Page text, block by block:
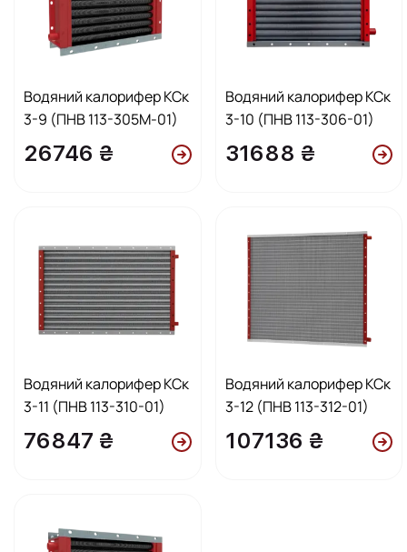
Водяний калорифер КСк
3-9 (ПНВ 113-305М-01)
26746 ₴
Водяний калорифер КСк
3-10 (ПНВ 113-306-01)
31688 ₴
Водяний калорифер КСк
3-11 (ПНВ 113-310-01)
76847 ₴
Водяний калорифер КСк
3-12 (ПНВ 113-312-01)
107136 ₴